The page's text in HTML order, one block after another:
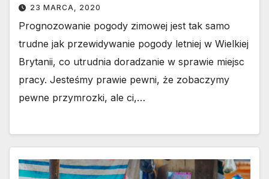
23 MARCA, 2020
Prognozowanie pogody zimowej jest tak samo
trudne jak przewidywanie pogody letniej w Wielkiej
Brytanii, co utrudnia doradzanie w sprawie miejsc
pracy. Jesteśmy prawie pewni, że zobaczymy
pewne przymrozki, ale ci,…